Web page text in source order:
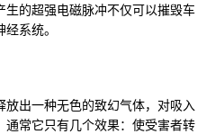
的超强电磁脉冲不仅可以摧毁车
系统。
出一种无色的致幻气体，对吸入
常它只有几个效果：使受害者转